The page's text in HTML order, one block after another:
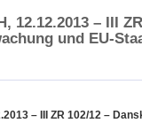
12.12.2013 – III
und EU-
– III ZR 102/12 –